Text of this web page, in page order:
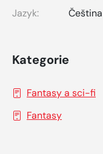
Jazyk:
Čeština
Kategorie
Fantasy a sci-fi
Fantasy